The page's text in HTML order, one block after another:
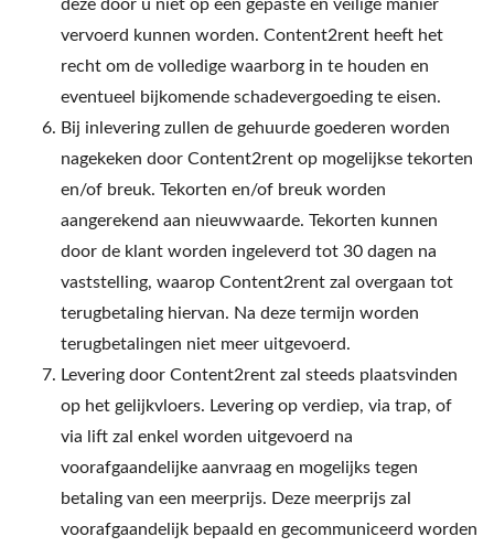
deze door u niet op een gepaste en veilige manier
vervoerd kunnen worden. Content2rent heeft het
recht om de volledige waarborg in te houden en
eventueel bijkomende schadevergoeding te eisen.
Bij inlevering zullen de gehuurde goederen worden
nagekeken door Content2rent op mogelijkse tekorten
en/of breuk. Tekorten en/of breuk worden
aangerekend aan nieuwwaarde. Tekorten kunnen
door de klant worden ingeleverd tot 30 dagen na
vaststelling, waarop Content2rent zal overgaan tot
terugbetaling hiervan. Na deze termijn worden
terugbetalingen niet meer uitgevoerd.
Levering door Content2rent zal steeds plaatsvinden
op het gelijkvloers. Levering op verdiep, via trap, of
via lift zal enkel worden uitgevoerd na
voorafgaandelijke aanvraag en mogelijks tegen
betaling van een meerprijs. Deze meerprijs zal
voorafgaandelijk bepaald en gecommuniceerd worden